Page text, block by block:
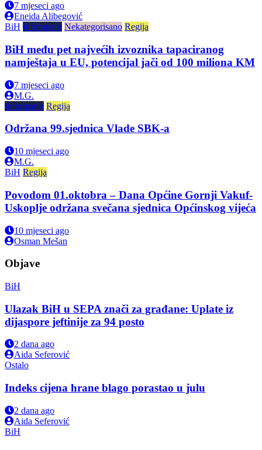
7 mjeseci ago
Eneida Alibegović
BiH Informator Nekategorisano Regija
BiH među pet najvećih izvoznika tapaciranog
namještaja u EU, potencijal jači od 100 miliona KM
7 mjeseci ago
M.G.
Informator Regija
Održana 99.sjednica Vlade SBK-a
10 mjeseci ago
M.G.
BiH Regija
Povodom 01.oktobra – Dana Općine Gornji Vakuf-
Uskoplje održana svečana sjednica Općinskog vijeća
10 mjeseci ago
Osman Mešan
Objave
BiH
Ulazak BiH u SEPA znači za građane: Uplate iz
dijaspore jeftinije za 94 posto
2 dana ago
Aida Seferović
Ostalo
Indeks cijena hrane blago porastao u julu
2 dana ago
Aida Seferović
BiH